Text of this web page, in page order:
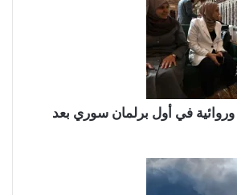
وروائية في أول برلمان سوري بعد